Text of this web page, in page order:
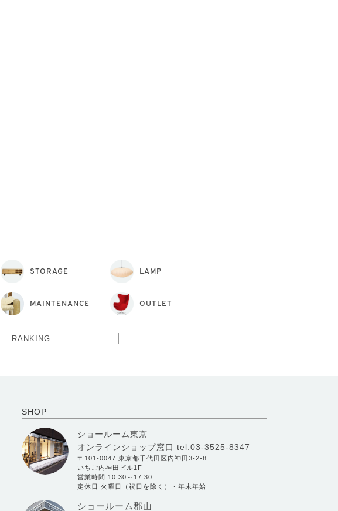
STORAGE LAMP
MAINTENANCE OUTLET
RANKING
SHOP
ショールーム東京
オンラインショップ窓口 tel.03-3525-8347
〒101-0047 東京都千代田区内神田3-2-8
いちご内神田ビル1F
営業時間 10:30～17:30
定休日 火曜日（祝日を除く）・年末年始
ショールーム郡山